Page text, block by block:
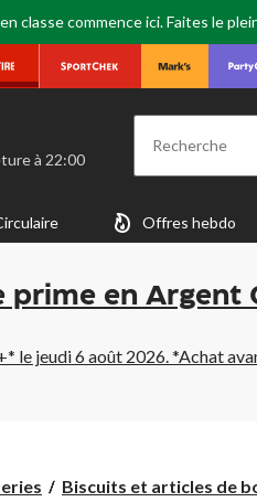
classe commence ici. Faites le
⋅ Fermeture à 22:00 Recherche
Offres hebdo
prime en Argent
le jeudi 6 août 2026. *Achat
Biscuits et articles de